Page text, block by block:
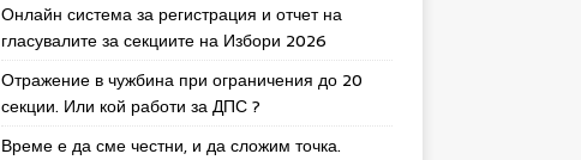
Онлайн система за регистрация и отчет на
гласувалите за секциите на Избори 2026
Отражение в чужбина при ограничения до 20
секции. Или кой работи за ДПС ?
Време е да сме честни, и да сложим точка.